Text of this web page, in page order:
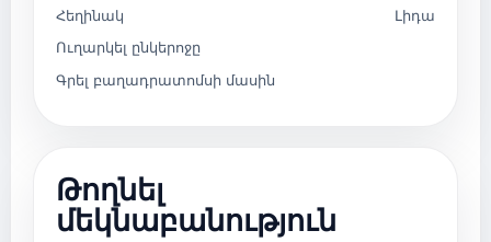
Հեղինակ
Լիդա
Ուղարկել ընկերոջը
Գրել բաղադրատոմսի մասին
Թողնել
մեկնաբանություն